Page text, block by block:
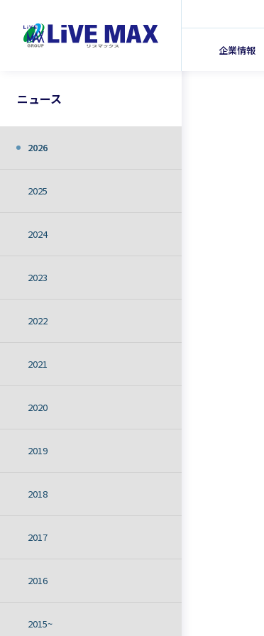
企業情報
ニュース
2026
2025
2024
2023
2022
2021
2020
2019
2018
2017
2016
2015~